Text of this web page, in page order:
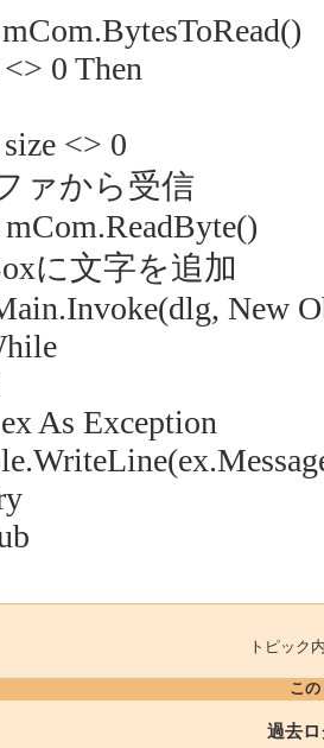
0 Then
<> 0
ァから受信
mCom.ReadByte()
に文字を追加
New
As Exception
トピッ
こ
過去